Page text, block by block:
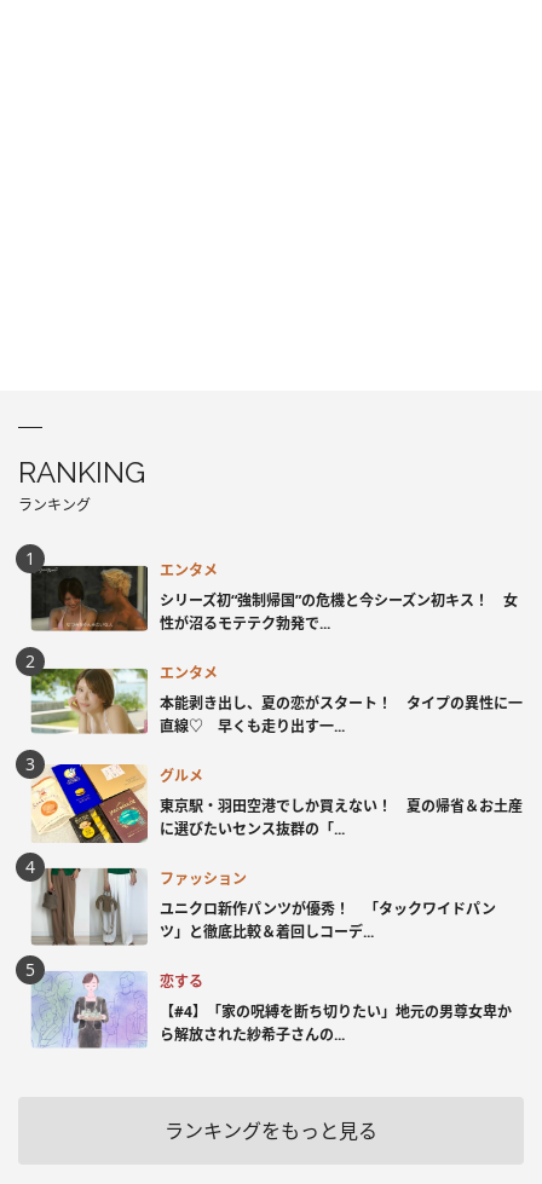
RANKING
ランキング
エンタメ
シリーズ初“強制帰国”の危機と今シーズン初キス！ 女
性が沼るモテテク勃発で...
エンタメ
本能剥き出し、夏の恋がスタート！ タイプの異性に一
直線♡ 早くも走り出す一...
グルメ
東京駅・羽田空港でしか買えない！ 夏の帰省＆お土産
に選びたいセンス抜群の「...
ファッション
ユニクロ新作パンツが優秀！ 「タックワイドパン
ツ」と徹底比較＆着回しコーデ...
恋する
【#4】「家の呪縛を断ち切りたい」地元の男尊女卑か
ら解放された紗希子さんの...
ランキングをもっと見る